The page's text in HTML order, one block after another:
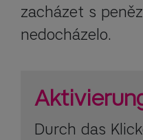
zacházet s
nedocházelo.
Durch das